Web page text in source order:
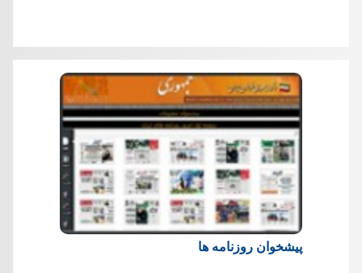
پیشخوان روزنامه ها